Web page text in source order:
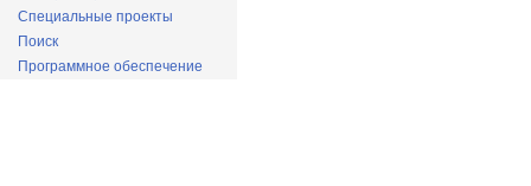
Специальные проекты
Поиск
Программное обеспечение